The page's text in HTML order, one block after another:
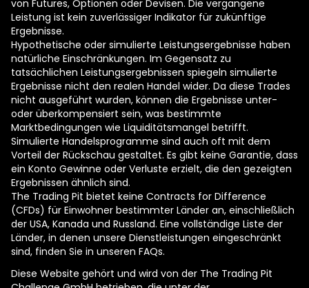
von Futures, Optionen oder Devisen. Die vergangene
Leistung ist kein zuverlässiger Indikator für zukünftige
Ergebnisse.
Hypothetische oder simulierte Leistungsergebnisse haben
natürliche Einschränkungen. Im Gegensatz zu
tatsächlichen Leistungsergebnissen spiegeln simulierte
Ergebnisse nicht den realen Handel wider. Da diese Trades
nicht ausgeführt wurden, können die Ergebnisse unter-
oder überkompensiert sein, was bestimmte
Marktbedingungen wie Liquiditätsmangel betrifft.
Simulierte Handelsprogramme sind auch oft mit dem
Vorteil der Rückschau gestaltet. Es gibt keine Garantie, dass
ein Konto Gewinne oder Verluste erzielt, die den gezeigten
Ergebnissen ähnlich sind.
The Trading Pit bietet keine Contracts for Difference
(CFDs) für Einwohner bestimmter Länder an, einschließlich
der USA, Kanada und Russland. Eine vollständige Liste der
Länder, in denen unsere Dienstleistungen eingeschränkt
sind, finden Sie in unseren FAQs.
Diese Website gehört und wird von der The Trading Pit